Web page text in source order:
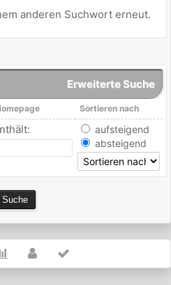
anderen Suchwort erneut.
Erweiterte Suche
Sortieren nach
aufsteigend
absteigend